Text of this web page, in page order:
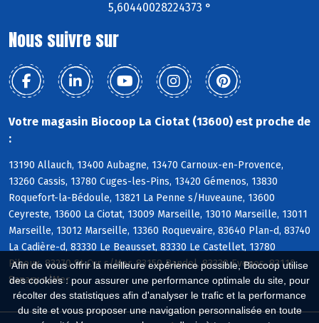
Afin de vous offrir la meilleure expérience possible, Biocoop utilise
des cookies : pour assurer une performance optimale du site, pour
récolter des statistiques afin d'analyser le trafic et la performance
du site et vous proposer une navigation personnalisée en toute
5,60440028224373 °
Nous suivre sur
Votre magasin Biocoop La Ciotat (13600) est proche de
:
13190 Allauch, 13400 Aubagne, 13470 Carnoux-en-Provence,
13260 Cassis, 13780 Cuges-les-Pins, 13420 Gémenos, 13830
Roquefort-la-Bédoule, 13821 La Penne s/Huveaune, 13600
Ceyreste, 13600 La Ciotat, 13009 Marseille, 13010 Marseille, 13011
Marseille, 13012 Marseille, 13360 Roquevaire, 83640 Plan-d, 83740
La Cadière-d, 83330 Le Beausset, 83330 Le Castellet, 13780
Riboux, 83270 St-Cyr s/Mer, 83150 Bandol, 83330 Evenos, 83110
Sanary s/Mer